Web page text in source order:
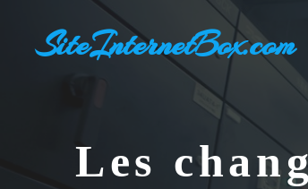
contenuSiteInternetBox.com
Les